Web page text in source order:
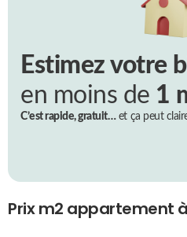
Estimez votre
en moins de 1
C’est rapide, gratuit…et ça peut
Prix m2 appartement